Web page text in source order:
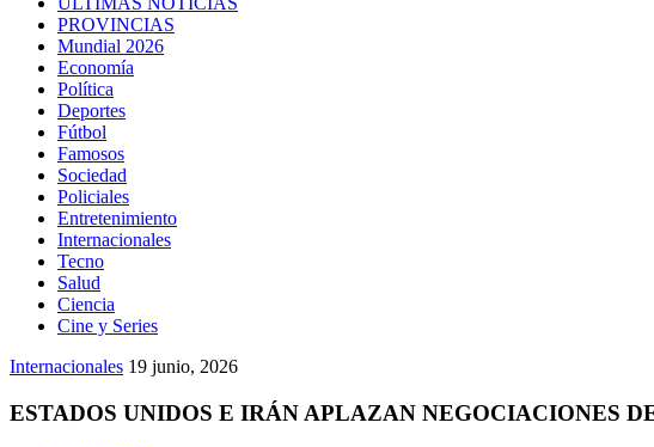
PROVINCIAS
Mundial 2026
Economía
Política
Deportes
Fútbol
Famosos
Sociedad
Policiales
Entretenimiento
Internacionales
Tecno
Salud
Ciencia
Cine y Series
Internacionales 19 junio, 2026
ESTADOS UNIDOS E IRÁN APLAZAN NEGOCIACIONES